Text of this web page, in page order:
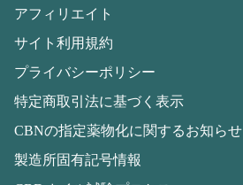
アフィリエイト
サイト利用規約
プライバシーポリシー
特定商取引法に基づく表示
CBNの指定薬物化に関するお知らせ
製造所固有記号情報